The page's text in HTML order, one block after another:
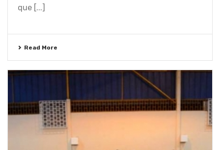
que [...]
Read More